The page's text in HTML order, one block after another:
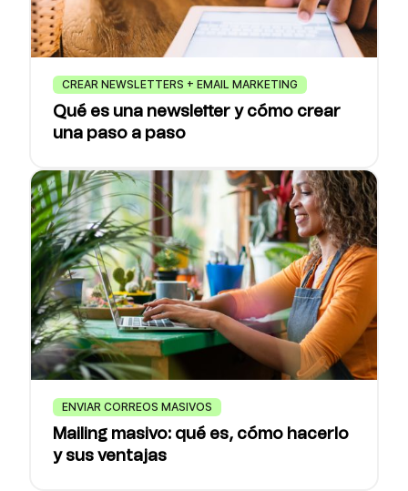
CREAR NEWSLETTERS + EMAIL MARKETING
Qué es una newsletter y cómo crear
una paso a paso
ENVIAR CORREOS MASIVOS
Mailing masivo: qué es, cómo hacerlo
y sus ventajas